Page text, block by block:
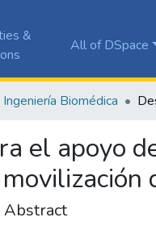
&
All of DSpace
Ingeniería Biomédica
el apoyo
Abstract